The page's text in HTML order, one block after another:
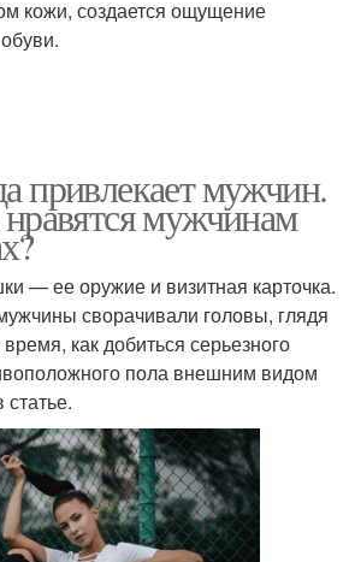
кожи, создается ощущение
привлекает мужчин.
мужчинам
— ее оружие и визитная карточка.
сворачивали головы, глядя
как добиться серьезного
пола внешним видом